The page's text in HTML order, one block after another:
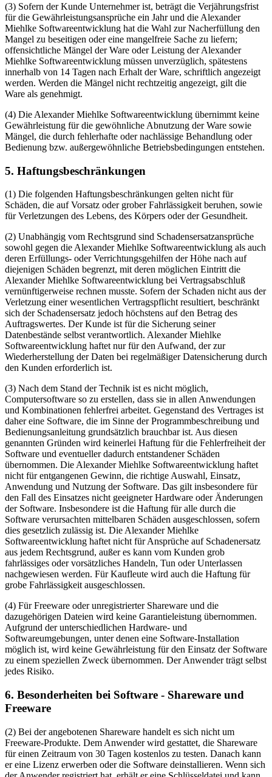
(3) Sofern der Kunde Unternehmer ist, beträgt die Verjährungsfrist
für die Gewährleistungsansprüche ein Jahr und die Alexander
Miehlke Softwareentwicklung hat die Wahl zur Nacherfüllung den
Mangel zu beseitigen oder eine mangelfreie Sache zu liefern;
offensichtliche Mängel der Ware oder Leistung der Alexander
Miehlke Softwareentwicklung müssen unverzüglich, spätestens
innerhalb von 14 Tagen nach Erhalt der Ware, schriftlich angezeigt
werden. Werden die Mängel nicht rechtzeitig angezeigt, gilt die
Ware als genehmigt.
(4) Die Alexander Miehlke Softwareentwicklung übernimmt keine
Gewährleistung für die gewöhnliche Abnutzung der Ware sowie
Mängel, die durch fehlerhafte oder nachlässige Behandlung oder
Bedienung bzw. außergewöhnliche Betriebsbedingungen entstehen.
5. Haftungsbeschränkungen
(1) Die folgenden Haftungsbeschränkungen gelten nicht für
Schäden, die auf Vorsatz oder grober Fahrlässigkeit beruhen, sowie
für Verletzungen des Lebens, des Körpers oder der Gesundheit.
(2) Unabhängig vom Rechtsgrund sind Schadensersatzansprüche
sowohl gegen die Alexander Miehlke Softwareentwicklung als auch
deren Erfüllungs- oder Verrichtungsgehilfen der Höhe nach auf
diejenigen Schäden begrenzt, mit deren möglichen Eintritt die
Alexander Miehlke Softwareentwicklung bei Vertragsabschluß
vernünftigerweise rechnen musste. Sofern der Schaden nicht aus der
Verletzung einer wesentlichen Vertragspflicht resultiert, beschränkt
sich der Schadensersatz jedoch höchstens auf den Betrag des
Auftragswertes. Der Kunde ist für die Sicherung seiner
Datenbestände selbst verantwortlich. Alexander Miehlke
Softwareentwicklung haftet nur für den Aufwand, der zur
Wiederherstellung der Daten bei regelmäßiger Datensicherung durch
den Kunden erforderlich ist.
(3) Nach dem Stand der Technik ist es nicht möglich,
Computersoftware so zu erstellen, dass sie in allen Anwendungen
und Kombinationen fehlerfrei arbeitet. Gegenstand des Vertrages ist
daher eine Software, die im Sinne der Programmbeschreibung und
Bedienungsanleitung grundsätzlich brauchbar ist. Aus diesen
genannten Gründen wird keinerlei Haftung für die Fehlerfreiheit der
Software und eventueller dadurch entstandener Schäden
übernommen. Die Alexander Miehlke Softwareentwicklung haftet
nicht für entgangenen Gewinn, die richtige Auswahl, Einsatz,
Anwendung und Nutzung der Software. Das gilt insbesondere für
den Fall des Einsatzes nicht geeigneter Hardware oder Änderungen
der Software. Insbesondere ist die Haftung für alle durch die
Software verursachten mittelbaren Schäden ausgeschlossen, sofern
dies gesetzlich zulässig ist. Die Alexander Miehlke
Softwareentwicklung haftet nicht für Ansprüche auf Schadenersatz
aus jedem Rechtsgrund, außer es kann vom Kunden grob
fahrlässiges oder vorsätzliches Handeln, Tun oder Unterlassen
nachgewiesen werden. Für Kaufleute wird auch die Haftung für
grobe Fahrlässigkeit ausgeschlossen.
(4) Für Freeware oder unregistrierter Shareware und die
dazugehörigen Dateien wird keine Garantieleistung übernommen.
Aufgrund der unterschiedlichen Hardware- und
Softwareumgebungen, unter denen eine Software-Installation
möglich ist, wird keine Gewährleistung für den Einsatz der Software
zu einem speziellen Zweck übernommen. Der Anwender trägt selbst
jedes Risiko.
6. Besonderheiten bei Software - Shareware und
Freeware
(2) Bei der angebotenen Shareware handelt es sich nicht um
Freeware-Produkte. Dem Anwender wird gestattet, die Shareware
für einen Zeitraum von 30 Tagen kostenlos zu testen. Danach kann
er eine Lizenz erwerben oder die Software deinstallieren. Wenn sich